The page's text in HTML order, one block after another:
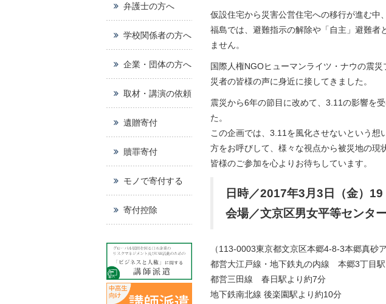
仮設住宅から災害公営住宅への移行が進む中
福島では、避難指示の解除や「自主」避難
ません。
国際人権NGOヒューマンライツ・ナウの震
災者の皆様の声に身近に接してきました。
震災から6年の節目に改めて、3.11の影響を
た。
この企画では、3.11を風化させないという想
方をお呼びして、様々な視点から被災地の現
皆様のご参加を心よりお待ちしています。
日時／2017年3月3日（金）
会場／文京区男女平等センタ
（113-0003東京都文京区本郷4-8-3本郷真砂
都営大江戸線・地下鉄丸の内線 本郷3丁目
都営三田線 春日駅より約7分
地下鉄南北線 後楽園駅より約10分
弁護士の方へ
学校関係者の方へ
企業・団体の方へ
取材・講演の依頼
遺贈寄付
贖罪寄付
モノで寄付する
寄付控除